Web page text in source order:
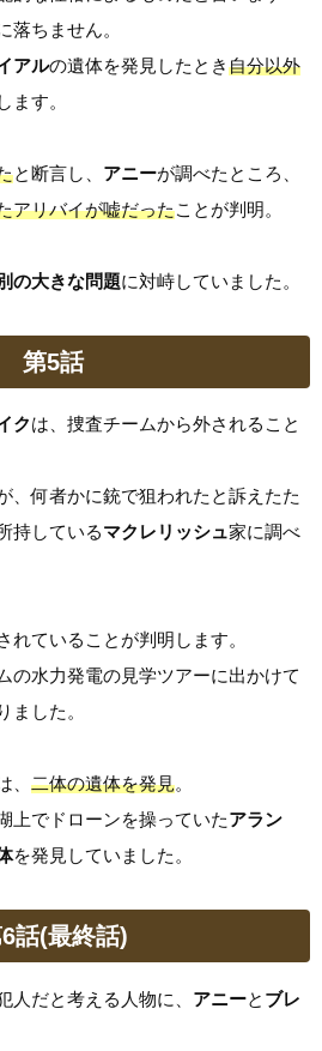
落ちません。
アルの遺体を発見したとき自分以外
します。
と断言し、 アニーが調べたところ、
アリバイが嘘だったことが判明。
の大きな問題に対峙していました。
第5話
クは、捜査チームから外されること
、何者かに銃で狙われたと訴えたた
持しているマクレリッシュ家に調べ
れていることが判明します。
の水力発電の見学ツアーに出かけて
ました。
、 二体の遺体を発見。
上でドローンを操っていたアラン
を発見していました。
話(最終話)
人だと考える人物に、 アニーと ブレ